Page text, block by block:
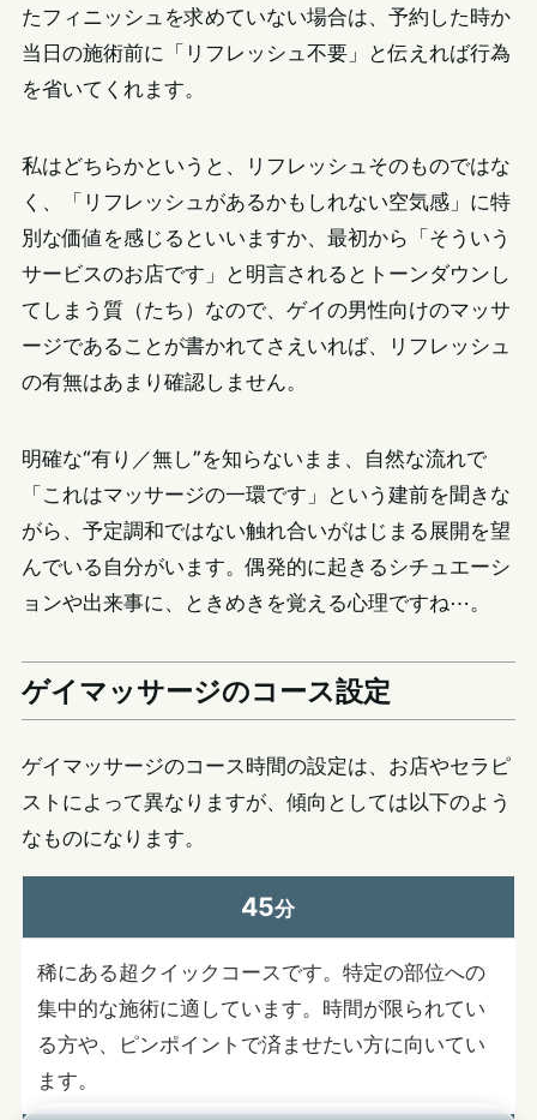
たフィニッシュを求めていない場合は、予約した時か
当日の施術前に「リフレッシュ不要」と伝えれば行為
を省いてくれます。
私はどちらかというと、リフレッシュそのものではな
く、「リフレッシュがあるかもしれない空気感」に特
別な価値を感じるといいますか、最初から「そういう
サービスのお店です」と明言されるとトーンダウンし
てしまう質（たち）なので、ゲイの男性向けのマッサ
ージであることが書かれてさえいれば、リフレッシュ
の有無はあまり確認しません。
明確な“有り／無し”を知らないまま、自然な流れで
「これはマッサージの一環です」という建前を聞きな
がら、予定調和ではない触れ合いがはじまる展開を望
んでいる自分がいます。偶発的に起きるシチュエーシ
ョンや出来事に、ときめきを覚える心理ですね⋯。
ゲイマッサージのコース設定
ゲイマッサージのコース時間の設定は、お店やセラピ
ストによって異なりますが、傾向としては以下のよう
なものになります。
45分
稀にある超クイックコースです。特定の部位への
集中的な施術に適しています。時間が限られてい
る方や、ピンポイントで済ませたい方に向いてい
ます。